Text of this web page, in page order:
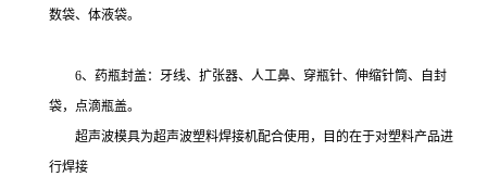
数袋、体液袋。
6、药瓶封盖：牙线、扩张器、人工鼻、穿瓶针、伸缩针筒、自封
袋，点滴瓶盖。
超声波模具为超声波塑料焊接机配合使用，目的在于对塑料产品进
行焊接